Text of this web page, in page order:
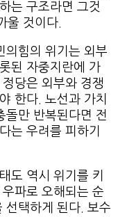
는 구조라면 그것
울 것이다.
의힘의 위기는 외부
된 자중지란에 가
당은 외부와 경쟁
한다. 노선과 가치
돌만 반복된다면 전
는 우려를 피하기
도 역시 위기를 키
파로 오해되는 순
선택하게 된다. 보수